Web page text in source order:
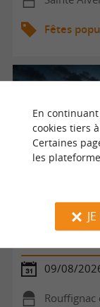
Fêtes
La bête du
09/08/
Rouffignac
En
cookies tiers
Certaines
les